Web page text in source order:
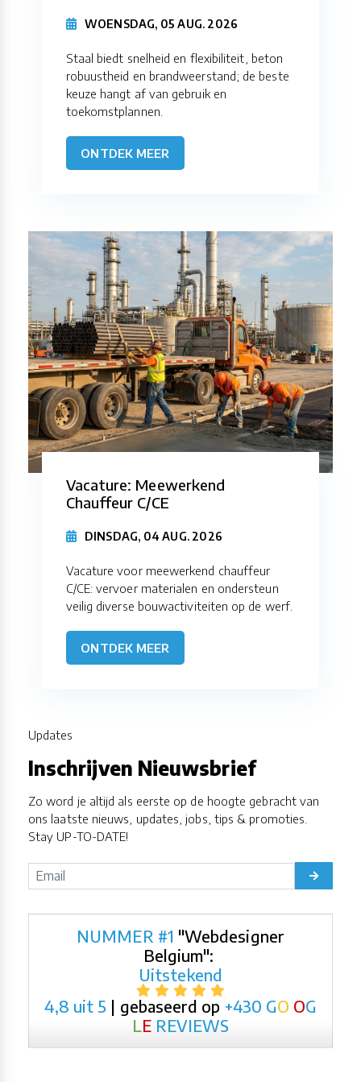
WOENSDAG, 05 AUG. 2026
Staal biedt snelheid en flexibiliteit, beton
robuustheid en brandweerstand; de beste
keuze hangt af van gebruik en
toekomstplannen.
ONTDEK MEER
Vacature: Meewerkend
Chauffeur C/CE
DINSDAG, 04 AUG. 2026
Vacature voor meewerkend chauffeur
C/CE: vervoer materialen en ondersteun
veilig diverse bouwactiviteiten op de werf.
ONTDEK MEER
Updates
Inschrijven Nieuwsbrief
Zo word je altijd als eerste op de hoogte gebracht van
ons laatste nieuws, updates, jobs, tips & promoties.
Stay UP-TO-DATE!
NUMMER #1 "Webdesigner
Belgium":
Uitstekend
4,8 uit 5 | gebaseerd op +430 GO OG
LE REVIEWS